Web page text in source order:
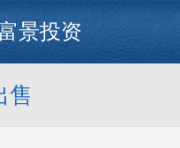
景投资
售